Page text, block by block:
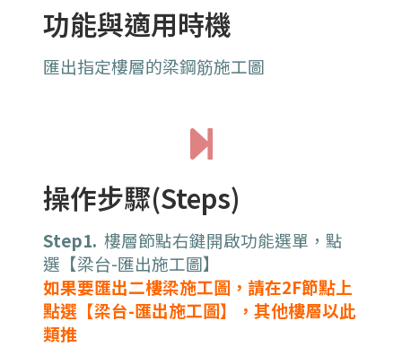
功能與適用時機
匯出指定樓層的梁鋼筋施工圖
操作步驟(Steps)
Step1. 樓層節點右鍵開啟功能選單，點
選【梁台-匯出施工圖】
如果要匯出二樓梁施工圖，請在2F節點上
點選【梁台-匯出施工圖】，其他樓層以此
類推